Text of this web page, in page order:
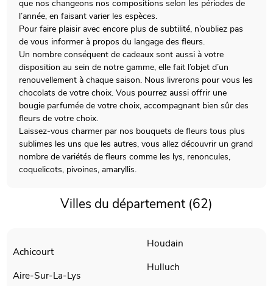
que nos changeons nos compositions selon les périodes de
l’année, en faisant varier les espèces.
Pour faire plaisir avec encore plus de subtilité, n’oubliez pas
de vous informer à propos du langage des fleurs.
Un nombre conséquent de cadeaux sont aussi à votre
disposition au sein de notre gamme, elle fait l’objet d’un
renouvellement à chaque saison. Nous livrerons pour vous les
chocolats de votre choix. Vous pourrez aussi offrir une
bougie parfumée de votre choix, accompagnant bien sûr des
fleurs de votre choix.
Laissez-vous charmer par nos bouquets de fleurs tous plus
sublimes les uns que les autres, vous allez découvrir un grand
nombre de variétés de fleurs comme les lys, renoncules,
coquelicots, pivoines, amaryllis.
Villes du département (62)
Achicourt
Aire-Sur-La-Lys
Houdain
Hulluch